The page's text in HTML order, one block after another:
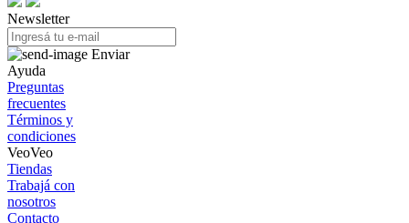
Newsletter
Enviar
Ayuda
Preguntas
frecuentes
Términos y
condiciones
VeoVeo
Tiendas
Trabajá con
nosotros
Contacto